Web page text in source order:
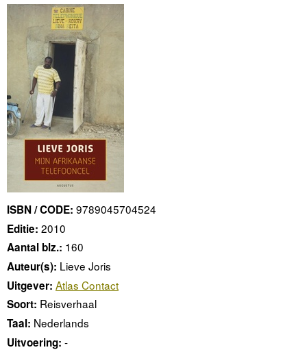
ISBN / CODE: 9789045704524
Editie: 2010
Aantal blz.: 160
Auteur(s): Lieve Joris
Uitgever: Atlas Contact
Soort: Reisverhaal
Taal: Nederlands
Uitvoering: -